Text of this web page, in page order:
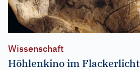
Wissenschaft
Höhlenkino im Flackerlicht